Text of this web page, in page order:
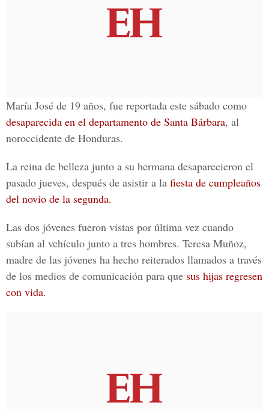
María José de 19 años, fue reportada este sábado como
desaparecida en el departamento de Santa Bárbara, al
noroccidente de Honduras.
La reina de belleza junto a su hermana desaparecieron el
pasado jueves, después de asistir a la fiesta de cumpleaños
del novio de la segunda.
Las dos jóvenes fueron vistas por última vez cuando
subían al vehículo junto a tres hombres. Teresa Muñoz,
madre de las jóvenes ha hecho reiterados llamados a través
de los medios de comunicación para que sus hijas regresen
con vida.